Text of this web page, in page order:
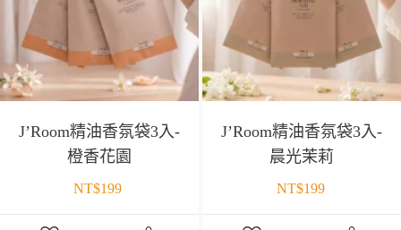
J’Room精油香氛袋3入-
橙香花園
NT$199
J’Room精油香氛袋3入-
晨光茉莉
NT$199